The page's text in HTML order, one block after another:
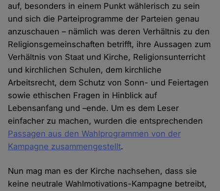
auf, besonders in einem Punkt wählerisch zu sein
und sich die Parteiprogramme der Parteien genau
anzuschauen – nämlich was deren Verhältnis zu den
Religionsgemeinschaften betrifft, ihre Aussagen zum
Verhältnis von Staat und Kirche, Religionsunterricht
und kirchlichen Schulen, dem kirchliche
Arbeitsrecht, dem Schutz von Sonn- und Feiertagen
sowie ethischen Fragen in Hinblick auf
Lebensanfang und –ende. Um es dem Leser
einfacher zu machen, wurden die entsprechenden
Passagen aus den Wahlprogrammen von der
Kampagne zusammengestellt.
Nun mag man es der Kirche nachsehen, dass sie
keine neutrale Wahlmotivations-Kampagne betreibt,